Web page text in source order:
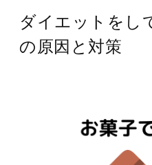
ダイエットをし
の原因と対策